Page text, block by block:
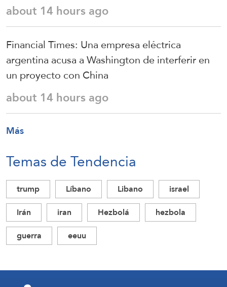
about 14 hours ago
Financial Times: Una empresa eléctrica
argentina acusa a Washington de interferir en
un proyecto con China
about 14 hours ago
Más
Temas de Tendencia
trump Líbano Libano
israel
Irán
iran Hezbolá
hezbola
guerra
eeuu